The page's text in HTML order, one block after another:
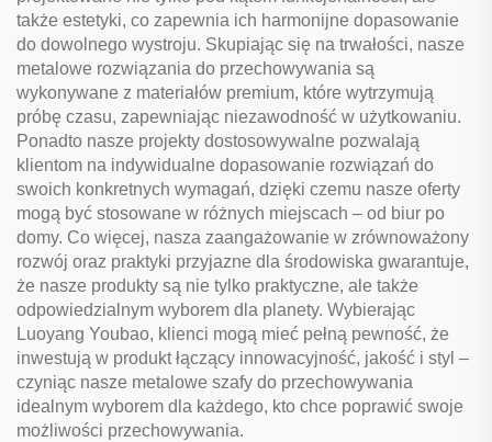
także estetyki, co zapewnia ich harmonijne dopasowanie
do dowolnego wystroju. Skupiając się na trwałości, nasze
metalowe rozwiązania do przechowywania są
wykonywane z materiałów premium, które wytrzymują
próbę czasu, zapewniając niezawodność w użytkowaniu.
Ponadto nasze projekty dostosowywalne pozwalają
klientom na indywidualne dopasowanie rozwiązań do
swoich konkretnych wymagań, dzięki czemu nasze oferty
mogą być stosowane w różnych miejscach – od biur po
domy. Co więcej, nasza zaangażowanie w zrównoważony
rozwój oraz praktyki przyjazne dla środowiska gwarantuje,
że nasze produkty są nie tylko praktyczne, ale także
odpowiedzialnym wyborem dla planety. Wybierając
Luoyang Youbao, klienci mogą mieć pełną pewność, że
inwestują w produkt łączący innowacyjność, jakość i styl –
czyniąc nasze metalowe szafy do przechowywania
idealnym wyborem dla każdego, kto chce poprawić swoje
możliwości przechowywania.